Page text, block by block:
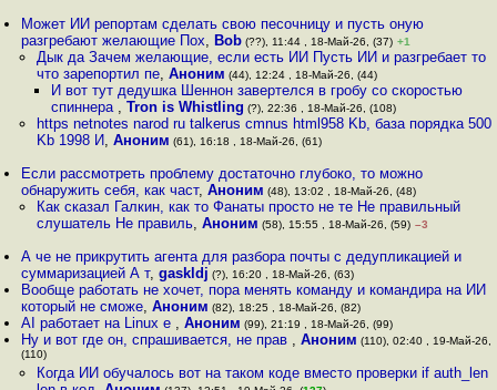
Может ИИ репортам сделать свою песочницу и пусть оную
разгребают желающие Пох, Bob (??), 11:44 , 18-Май-26, (37) +1
Дык да Зачем желающие, если есть ИИ Пусть ИИ и разгребает то
что зарепортил пе, Аноним (44), 12:24 , 18-Май-26, (44)
И вот тут дедушка Шеннон завертелся в гробу со скоростью
спиннера , Tron is Whistling (?), 22:36 , 18-Май-26, (108)
https netnotes narod ru talkerus cmnus html958 Kb, база порядка 500
Kb 1998 И, Аноним (61), 16:18 , 18-Май-26, (61)
Если рассмотреть проблему достаточно глубоко, то можно
обнаружить себя, как част,Аноним (48), 13:02 , 18-Май-26, (48)
Как сказал Галкин, как то Фанаты просто не те Не правильный
слушатель Не правиль, Аноним (58), 15:55 , 18-Май-26, (59) –3
А че не прикрутить агента для разбора почты с дедупликацией и
суммаризацией А т,gaskldj (?), 16:20 , 18-Май-26, (63)
Вообще работать не хочет, пора менять команду и командира на ИИ
который не сможе,Аноним (82), 18:25 , 18-Май-26, (82)
AI работает на Linux е ,Аноним (99), 21:19 , 18-Май-26, (99)
Ну и вот где он, спрашивается, не прав ,Аноним (110), 02:40 , 19-Май-26,
(110)
Когда ИИ обучалось вот на таком коде вместо проверки if auth_len